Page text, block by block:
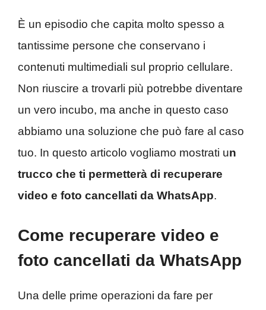
È un episodio che capita molto spesso a
tantissime persone che conservano i
contenuti multimediali sul proprio cellulare.
Non riuscire a trovarli più potrebbe diventare
un vero incubo, ma anche in questo caso
abbiamo una soluzione che può fare al caso
tuo. In questo articolo vogliamo mostrati un
trucco che ti permetterà di recuperare
video e foto cancellati da WhatsApp.
Come recuperare video e
foto cancellati da WhatsApp
Una delle prime operazioni da fare per